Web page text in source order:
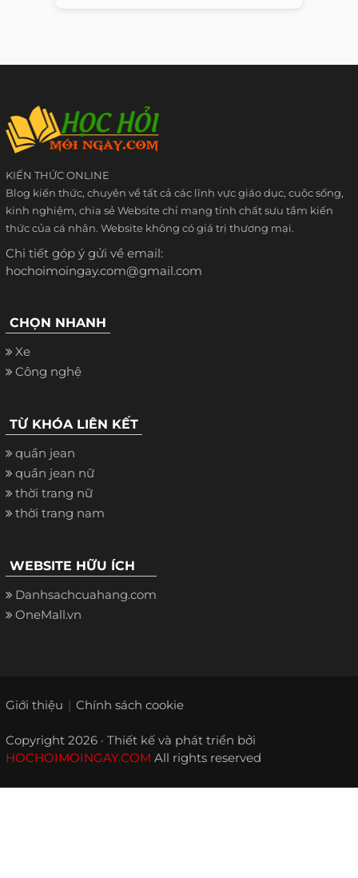
KIẾN THỨC ONLINE
Blog kiến thức, chuyên về tất cả các lĩnh vực giáo dục, cuộc sống,
kinh nghiệm, chia sẻ Website chỉ mang tính chất sưu tầm kiến
thức của cá nhân. Website không có giá trị thương mại.
Chi tiết góp ý gửi về email:
hochoimoingay.com@gmail.com
CHỌN NHANH
Xe
Công nghệ
TỪ KHÓA LIÊN KẾT
quần jean
quần jean nữ
thời trang nữ
thời trang nam
WEBSITE HỮU ÍCH
Danhsachcuahang.com
OneMall.vn
Giới thiệu Chính sách cookie
Copyright 2026 · Thiết kế và phát triển bởi
HOCHOIMOINGAY.COM All rights reserved